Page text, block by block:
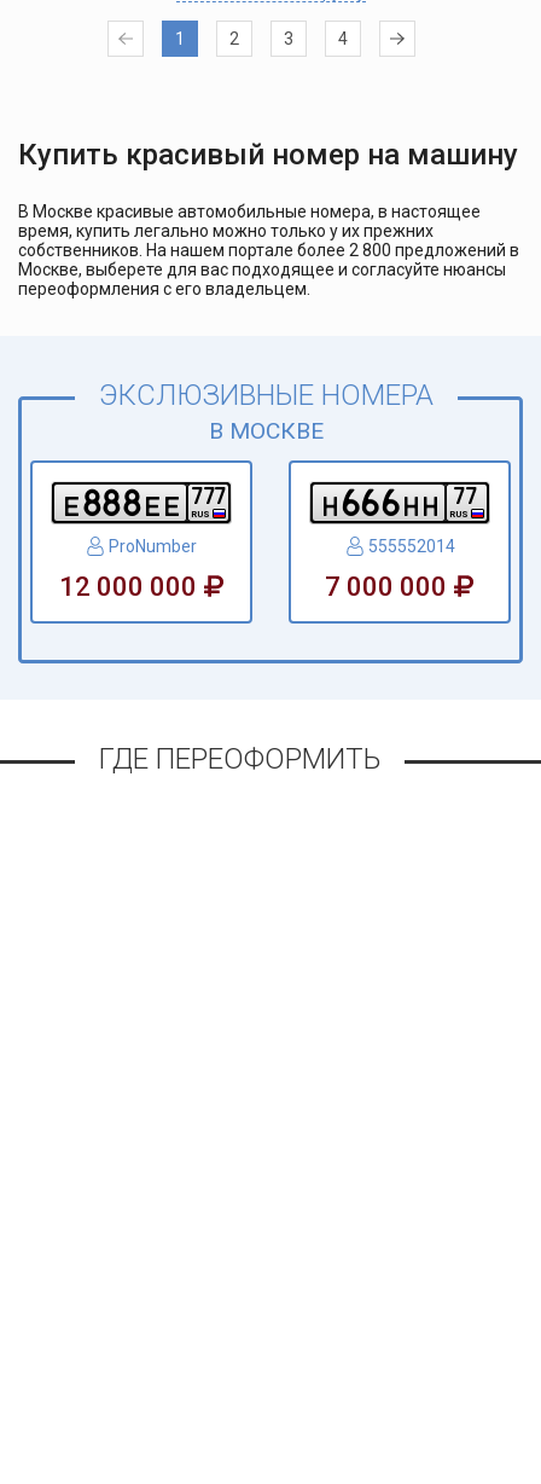
1 2 3 4
Купить красивый номер на машину
В Москве красивые автомобильные номера, в настоящее
время, купить легально можно только у их прежних
собственников. На нашем портале более 2 800 предложений в
Москве, выберете для вас подходящее и согласуйте нюансы
переоформления с его владельцем.
ЭКСЛЮЗИВНЫЕ НОМЕРА
В МОСКВЕ
e888e e RUS
777
ProNumber
12 000 000
h666h h RUS
77
555552014
7 000 000
ГДЕ ПЕРЕОФОРМИТЬ